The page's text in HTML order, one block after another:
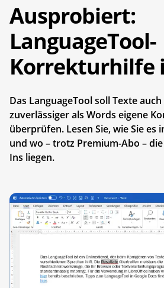
Ausprobiert:
LanguageTool-
Korrekturhilfe
Das LanguageTool soll Texte
zuverlässiger als Words eigene
überprüfen. Lesen Sie, wie Sie es
und wo – trotz Premium-Abo –
Ins liegen.